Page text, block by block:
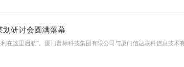
划研讨会圆满落幕
在这里启航”。厦门普标科技集团有限公司与厦门信达联科信息技术